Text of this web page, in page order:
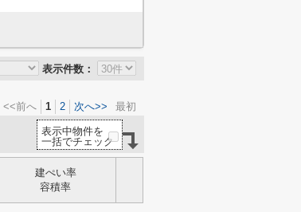
表示件数：
<<前へ 1 2 次へ>> 最初
表示中物件を
一括でチェック
建ぺい率
容積率